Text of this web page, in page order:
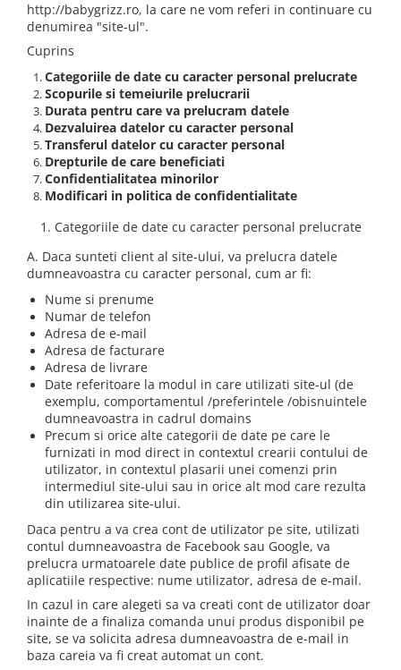
Consultanta Instalare
Jucarii de Sortare
Jucarii de tras
Jucarii din plus
Jucarii muzicale
Jucarii pentru baie
Jucarii Senzoriale
PAPUSI
http://babygrizz.ro, la care ne vom referi in continuare cu
denumirea "site-ul".
Cuprins
Categoriile de date cu caracter personal prelucrate
Scopurile si temeiurile prelucrarii
Durata pentru care va prelucram datele
Dezvaluirea datelor cu caracter personal
Transferul datelor cu caracter personal
Drepturile de care beneficiati
Confidentialitatea minorilor
Modificari in politica de confidentialitate
1. Categoriile de date cu caracter personal prelucrate
A. Daca sunteti client al site-ului, va prelucra datele
dumneavoastra cu caracter personal, cum ar fi:
Nume si prenume
Numar de telefon
Adresa de e-mail
Adresa de facturare
Adresa de livrare
Date referitoare la modul in care utilizati site-ul (de
exemplu, comportamentul /preferintele /obisnuintele
dumneavoastra in cadrul domains
Precum si orice alte categorii de date pe care le
furnizati in mod direct in contextul crearii contului de
utilizator, in contextul plasarii unei comenzi prin
intermediul site-ului sau in orice alt mod care rezulta
din utilizarea site-ului.
Daca pentru a va crea cont de utilizator pe site, utilizati
contul dumneavoastra de Facebook sau Google, va
prelucra urmatoarele date publice de profil afisate de
aplicatiile respective: nume utilizator, adresa de e-mail.
In cazul in care alegeti sa va creati cont de utilizator doar
inainte de a finaliza comanda unui produs disponibil pe
site, se va solicita adresa dumneavoastra de e-mail in
baza careia va fi creat automat un cont.